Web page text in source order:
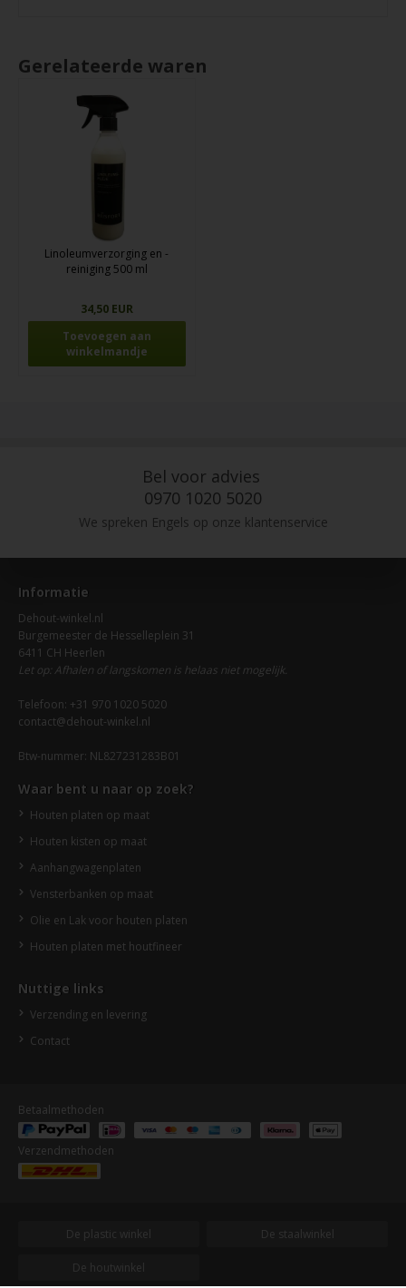
Gerelateerde waren
Linoleumverzorging en -
reiniging 500 ml
34,50 EUR
Bel voor advies
0970 1020 5020
We spreken Engels op onze klantenservice
Informatie
Dehout-winkel.nl
Burgemeester de Hesselleplein 31
6411 CH Heerlen
Let op: Afhalen of langskomen is helaas niet mogelijk.
Telefoon: +31 970 1020 5020
contact@dehout-winkel.nl
Btw-nummer: NL827231283B01
Waar bent u naar op zoek?
Houten platen op maat
Houten kisten op maat
Aanhangwagenplaten
Vensterbanken op maat
Olie en Lak voor houten platen
Houten platen met houtfineer
Nuttige links
Verzending en levering
Contact
Betaalmethoden
Verzendmethoden
De plastic winkel De staalwinkel
De houtwinkel